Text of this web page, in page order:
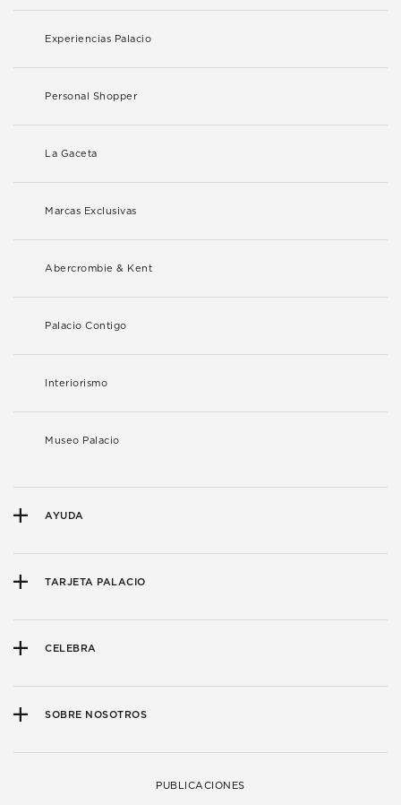
Experiencias Palacio
Personal Shopper
La Gaceta
Marcas Exclusivas
Abercrombie & Kent
Palacio Contigo
Interiorismo
Museo Palacio
AYUDA
TARJETA PALACIO
CELEBRA
SOBRE NOSOTROS
PUBLICACIONES